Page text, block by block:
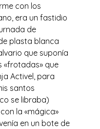
con los
era un fastidio
de
plasta blanca
que suponía
«frotadas» que
Activel, para
santos
se libraba)
la «mágica»
en un bote de